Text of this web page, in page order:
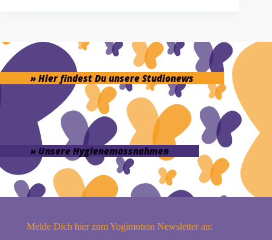
» Hier findest Du unsere Studionews
» Unsere Hygienemassnahmen
Melde Dich hier zum Yogimotion Newsletter an: